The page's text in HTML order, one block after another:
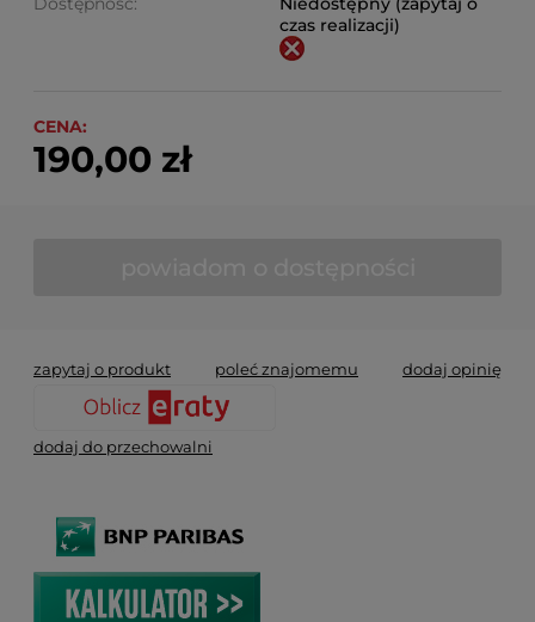
czas realizacji)
CENA:
190,00 zł
zapytaj o produkt poleć znajomemu dodaj opinię
dodaj do przechowalni